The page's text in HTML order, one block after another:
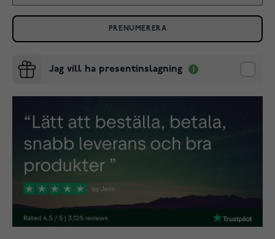
PRENUMERERA
Jag vill ha presentinslagning